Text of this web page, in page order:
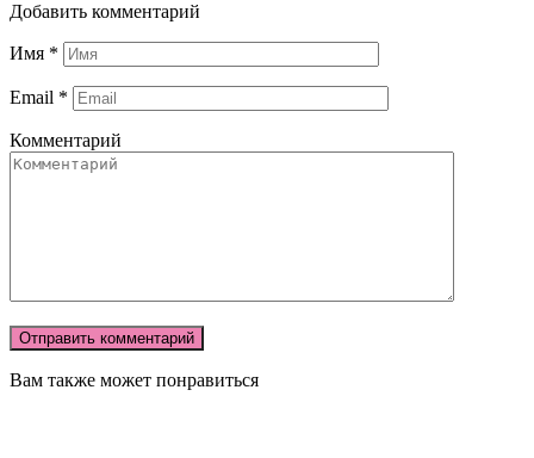
Добавить комментарий
Имя *
Email *
Комментарий
Вам также может понравиться